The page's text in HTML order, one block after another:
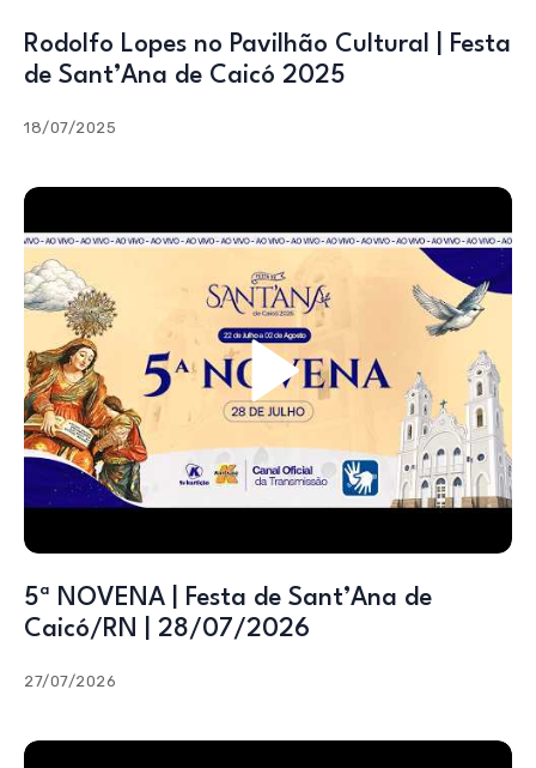
Rodolfo Lopes no Pavilhão Cultural | Festa
de Sant’Ana de Caicó 2025
18/07/2025
5ª NOVENA | Festa de Sant’Ana de
Caicó/RN | 28/07/2026
27/07/2026